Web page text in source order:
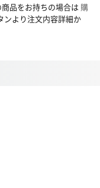
品をお持ちの場合は 購
ンより注文内容詳細か